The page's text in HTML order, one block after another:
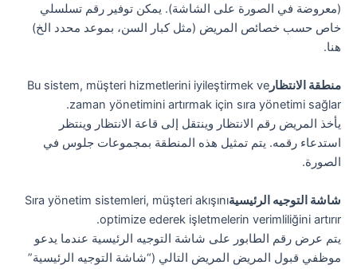
(معروضة في الصورة على الشاشة). يمكن توفير رقم تسلسلي
خاص حسب خصائص المريض (مثل كبار السن، بموعد محدد الخ)
هنا.
منطقة الانتظارBu sistem, müşteri hizmetlerini iyileştirmek ve
zaman yönetimini artırmak için sıra yönetimi sağlar.
يأخذ المريض رقم الانتظار وينتقل إلى قاعة الانتظار وينتظر
استدعاء رقمه. يتم تمثيل هذه المنطقة بمجموعات جلوس في
الصورة.
شاشة التوجيه الرئيسيةSıra yönetim sistemleri, müşteri akışını
optimize ederek işletmelerin verimliliğini artırır.
يتم عرض رقم الطابور على شاشة التوجيه الرئيسية عندما يدعو
موظفي قبول المريض المريض التالي (“شاشة التوجيه الرئيسية”